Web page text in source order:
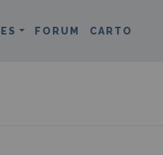
FORUM CARTO